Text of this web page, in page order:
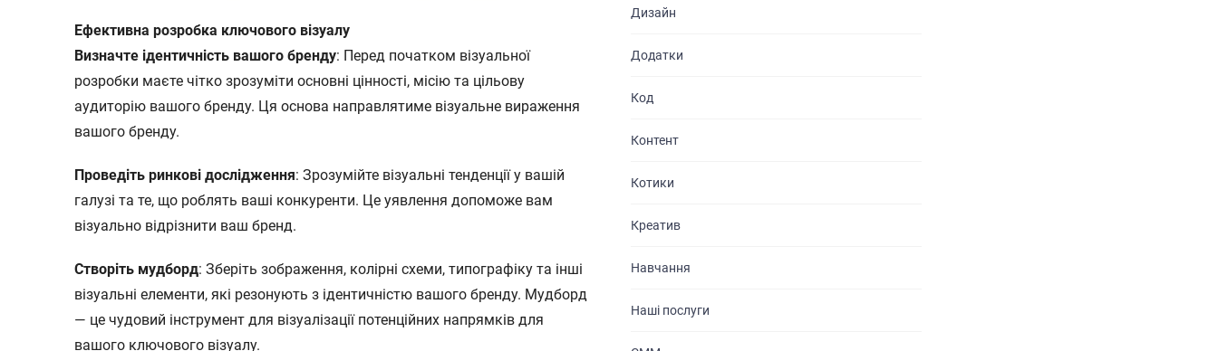
Ефективна розробка ключового візуалу
Визначте ідентичність вашого бренду: Перед початком візуальної
розробки маєте чітко зрозуміти основні цінності, місію та цільову
аудиторію вашого бренду. Ця основа направлятиме візуальне вираження
вашого бренду.
Проведіть ринкові дослідження: Зрозумійте візуальні тенденції у вашій
галузі та те, що роблять ваші конкуренти. Це уявлення допоможе вам
візуально відрізнити ваш бренд.
Створіть мудборд: Зберіть зображення, колірні схеми, типографіку та інші
візуальні елементи, які резонують з ідентичністю вашого бренду. Мудборд
— це чудовий інструмент для візуалізації потенційних напрямків для
вашого ключового візуалу.
Дизайн
Додатки
Код
Контент
Котики
Креатив
Навчання
Наші послуги
БРИФИ
КАР’ЄРА
КОНТАКТИ